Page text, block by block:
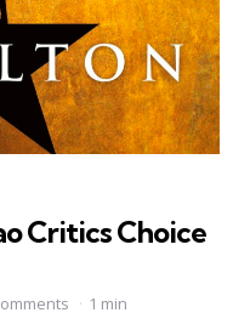
Critics Choice
1 min